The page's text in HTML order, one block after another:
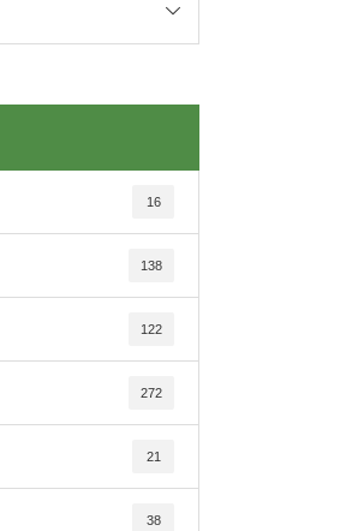
16
138
122
272
21
38